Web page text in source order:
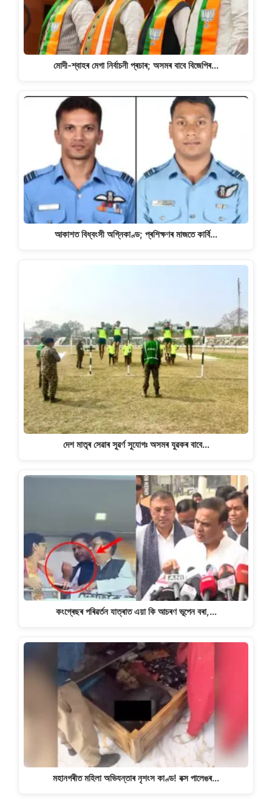
মোদী-শ্বাহৰ মেগা নিৰ্বাচনী প্ৰচাৰ; অসমৰ বাবে বিজেপিৰ…
আকাশত বিধ্বংসী অগ্নিকাণ্ড; প্ৰশিক্ষণৰ মাজতে কাৰ্বি…
দেশ মাতৃৰ সেৱাৰ সুৱৰ্ণ সুযোগঃ অসমৰ যুৱকৰ বাবে…
কংগ্ৰেছৰ পৰিৱৰ্তন যাত্ৰাত এয়া কি আচৰণ ভূপেন বৰা,…
মহানগৰীত মহিলা অভিযন্তাৰ নৃশংস কাণ্ড! বক্স পালেঙৰ…